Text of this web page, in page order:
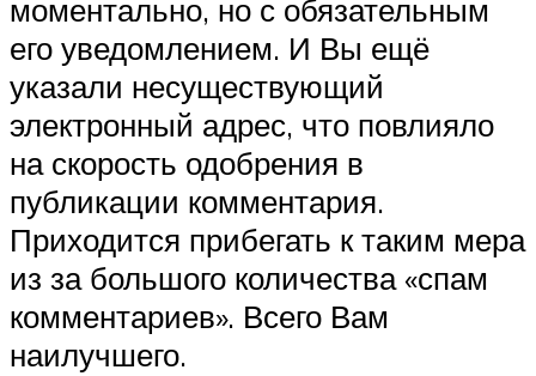
моментально, но с обязательным
его уведомлением. И Вы ещё
указали несуществующий
электронный адрес, что повлияло
на скорость одобрения в
публикации комментария.
Приходится прибегать к таким мера
из за большого количества «спам
комментариев». Всего Вам
наилучшего.